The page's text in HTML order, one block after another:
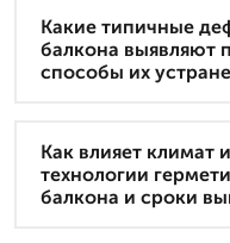
Какие типичные
балкона выявляют
способы их
Как влияет климат
технологии
балкона и сроки